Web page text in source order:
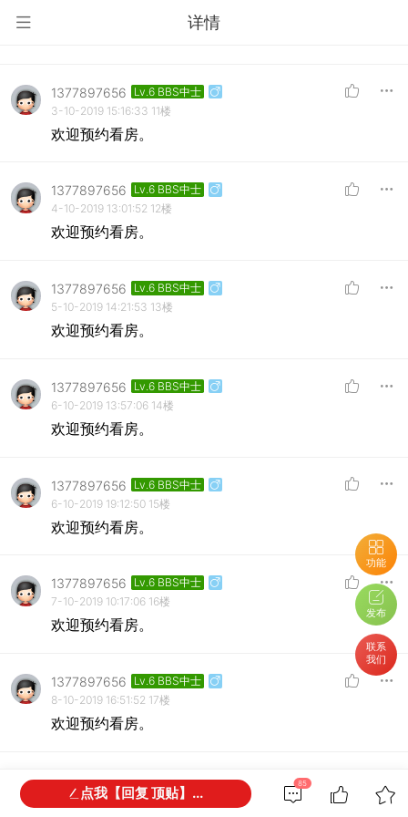
详情
功能
发布
联系
我们
1377897656
Lv.6 BBS中士
3-10-2019 15:16:33 11楼
欢迎预约看房。
1377897656
Lv.6 BBS中士
4-10-2019 13:01:52 12楼
欢迎预约看房。
1377897656
Lv.6 BBS中士
5-10-2019 14:21:53 13楼
欢迎预约看房。
1377897656
Lv.6 BBS中士
6-10-2019 13:57:06 14楼
欢迎预约看房。
1377897656
Lv.6 BBS中士
6-10-2019 19:12:50 15楼
欢迎预约看房。
1377897656
Lv.6 BBS中士
7-10-2019 10:17:06 16楼
欢迎预约看房。
1377897656
Lv.6 BBS中士
8-10-2019 16:51:52 17楼
欢迎预约看房。
1377897656 Lv.6 BBS中士
10-10-2019 11:11:50 18楼
85
点我【回复 顶贴】...